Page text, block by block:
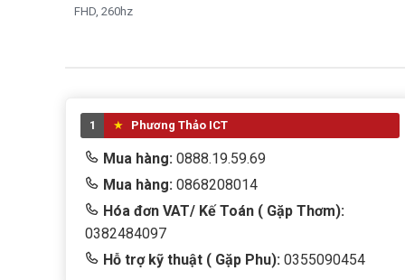
rẻ trên nền tảng LGA 2011. Hiệu năng đa luồng tốt, khả
hiệu quả nhiều nhu cầu từ render đến ảo hóa. Tuy nhiên,
LGA 2011-3, nên hãy chọn đúng bo mạch chủ để đảm
Mua ngay tại Tấn Phát – Hotline: 0949579078 –
FHD, 260hz
1 Phương Thảo ICT
Mua hàng: 0888.19.59.69
Mua hàng: 0868208014
Hóa đơn VAT/ Kế Toán ( Gặp Thơm):
0382484097
Hỗ trợ kỹ thuật ( Gặp Phu): 0355090454